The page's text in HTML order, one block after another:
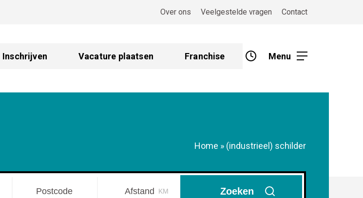
Over ons Veelgestelde vragen Contact
Inschrijven Vacature plaatsen Franchise Menu
Home » (industrieel) schilder
KM Zoeken